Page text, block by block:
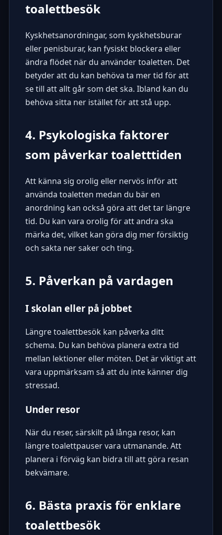
toalettbesök
Kyskhetsanordningar, som kyskhetsburar
eller penisburar, kan fysiskt blockera eller
ändra flödet när du använder toaletten. Det
betyder att du kan behöva ta mer tid för att
se till att allt går som det ska. Ibland kan du
behöva sitta ner istället för att stå upp.
4. Psykologiska faktorer
som påverkar toaletttiden
Att känna sig orolig eller nervös inför att
använda toaletten medan du bär en
anordning kan också göra att det tar längre
tid. Du kan vara orolig för att andra ska
märka det, vilket kan göra dig mer försiktig
och sakta ner saker och ting.
5. Påverkan på vardagen
I skolan eller på jobbet
Längre toalettbesök kan påverka ditt
schema. Du kan behöva planera extra tid
mellan lektioner eller möten. Det är viktigt att
vara uppmärksam så att du inte känner dig
stressad.
Under resor
När du reser, särskilt på långa resor, kan
längre toalettpauser vara utmanande. Att
planera i förväg kan bidra till att göra resan
bekvämare.
6. Bästa praxis för enklare
toalettbesök